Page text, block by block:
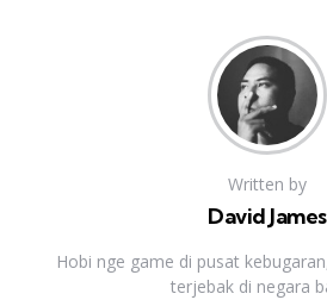
Written by
David James
Hobi nge game di pusat
terjebak di negara